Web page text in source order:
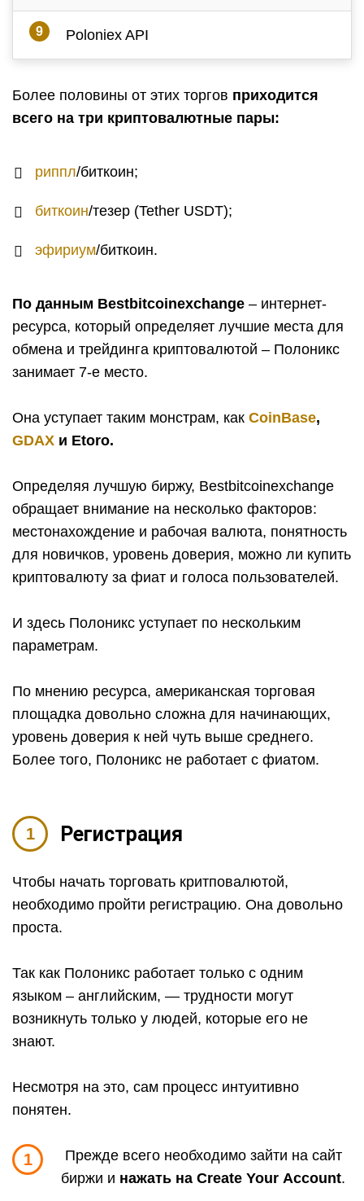
Poloniex API
Более половины от этих торгов приходится
всего на три криптовалютные пары:
риппл/биткоин;
биткоин/тезер (Tether USDT);
эфириум/биткоин.
По данным Bestbitcoinexchange – интернет-
ресурса, который определяет лучшие места для
обмена и трейдинга криптовалютой – Полоникс
занимает 7-е место.
Она уступает таким монстрам, как CoinBase,
GDAX и Etoro.
Определяя лучшую биржу, Bestbitcoinexchange
обращает внимание на несколько факторов:
местонахождение и рабочая валюта, понятность
для новичков, уровень доверия, можно ли купить
криптовалюту за фиат и голоса пользователей.
И здесь Полоникс уступает по нескольким
параметрам.
По мнению ресурса, американская торговая
площадка довольно сложна для начинающих,
уровень доверия к ней чуть выше среднего.
Более того, Полоникс не работает с фиатом.
Регистрация
Чтобы начать торговать критповалютой,
необходимо пройти регистрацию. Она довольно
проста.
Так как Полоникс работает только с одним
языком – английским, — трудности могут
возникнуть только у людей, которые его не
знают.
Несмотря на это, сам процесс интуитивно
понятен.
1
Прежде всего необходимо зайти на сайт
биржи и нажать на Create Your Account.